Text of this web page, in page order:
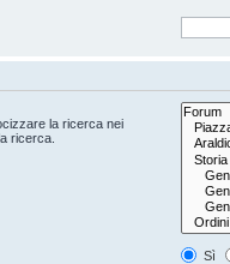
la ricerca nei
ricerca.
Sì